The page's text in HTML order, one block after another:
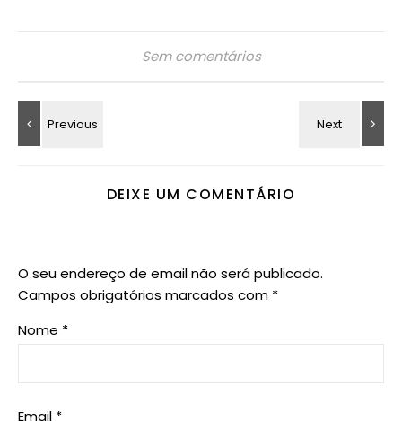
Sem comentários
DEIXE UM COMENTÁRIO
O seu endereço de email não será publicado.
Campos obrigatórios marcados com *
Nome *
Email *